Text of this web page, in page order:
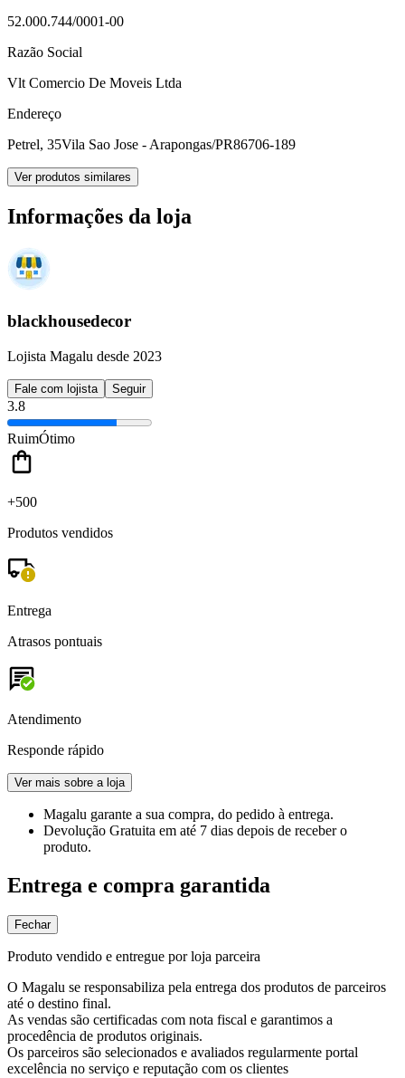
52.000.744/0001-00
Razão Social
Vlt Comercio De Moveis Ltda
Endereço
Petrel, 35Vila Sao Jose - Arapongas/PR86706-189
Ver produtos similares
Informações da loja
blackhousedecor
Lojista Magalu desde 2023
Fale com lojista Seguir
3.8
RuimÓtimo
+500
Produtos vendidos
Entrega
Atrasos pontuais
Atendimento
Responde rápido
Ver mais sobre a loja
Magalu garante a sua compra, do pedido à entrega.
Devolução Gratuita em até 7 dias depois de receber o
produto.
Entrega e compra garantida
Fechar
Produto vendido e entregue por loja parceira
O Magalu se responsabiliza pela entrega dos produtos de parceiros
até o destino final.
As vendas são certificadas com nota fiscal e garantimos a
procedência de produtos originais.
Os parceiros são selecionados e avaliados regularmente portal
excelência no serviço e reputação com os clientes